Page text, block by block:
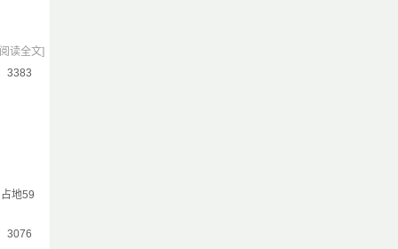
读全文]
3383
地59
3076